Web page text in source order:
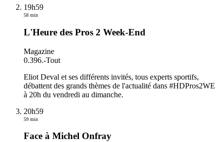
19h59
58 min
L'Heure des Pros 2 Week-End
Magazine
0.396.-Tout
Eliot Deval et ses différents invités, tous experts sportifs,
débattent des grands thèmes de l'actualité dans #HDPros2WE
à 20h du vendredi au dimanche.
20h59
59 min
Face à Michel Onfray